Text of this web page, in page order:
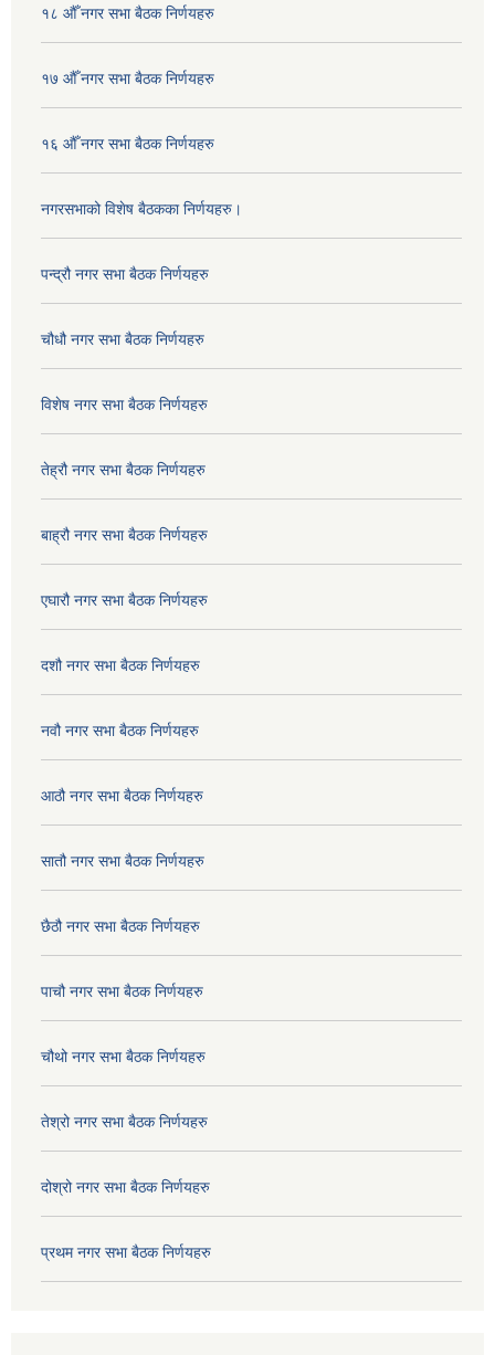
१८ औँ नगर सभा बैठक निर्णयहरु
१७ औँ नगर सभा बैठक निर्णयहरु
१६ औँ नगर सभा बैठक निर्णयहरु
नगरसभाको विशेष बैठकका निर्णयहरु।
पन्द्रौ नगर सभा बैठक निर्णयहरु
चौधौ नगर सभा बैठक निर्णयहरु
विशेष नगर सभा बैठक निर्णयहरु
तेह्रौ नगर सभा बैठक निर्णयहरु
बाह्रौ नगर सभा बैठक निर्णयहरु
एघारौ नगर सभा बैठक निर्णयहरु
दशौ नगर सभा बैठक निर्णयहरु
नवौ नगर सभा बैठक निर्णयहरु
आठौ नगर सभा बैठक निर्णयहरु
सातौ नगर सभा बैठक निर्णयहरु
छैठौ नगर सभा बैठक निर्णयहरु
पाचौ नगर सभा बैठक निर्णयहरु
चौथो नगर सभा बैठक निर्णयहरु
तेश्रो नगर सभा बैठक निर्णयहरु
दोश्रो नगर सभा बैठक निर्णयहरु
प्रथम नगर सभा बैठक निर्णयहरु